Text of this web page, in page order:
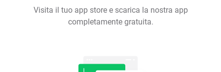
Visita il tuo app store e scarica la nostra app
completamente gratuita.